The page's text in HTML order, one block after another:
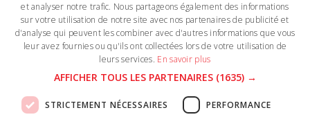
Informations
FRENCH
DUTCH
et analyser notre trafic. Nous partageons également des informations
sur votre utilisation de notre site avec nos partenaires de publicité et
d'analyse qui peuvent les combiner avec d'autres informations que vous
leur avez fournies ou qu'ils ont collectées lors de votre utilisation de
leurs services. En savoir plus
AFFICHER TOUS LES PARTENAIRES (1635) →
STRICTEMENT NÉCESSAIRES PERFORMANCE